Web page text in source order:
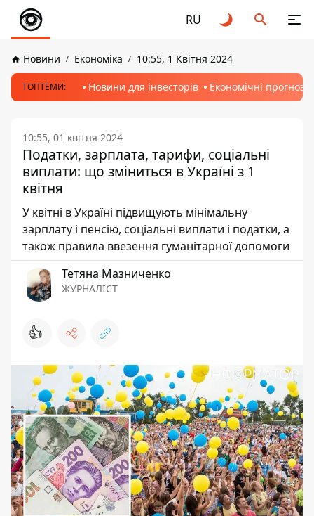
RU
Новини Економіка 10:55, 1 Квітня 2024
ТОПТЕМИ: Новини для інвесторів Економічні прогнози
10:55, 01 квітня 2024
Податки, зарплата, тарифи, соціальні
виплати: що зміниться в Україні з 1
квітня
У квітні в Україні підвищують мінімальну
зарплату і пенсію, соціальні виплати і податки, а
також правила ввезення гуманітарної допомоги
Тетяна Мазниченко
ЖУРНАЛІСТ
👍